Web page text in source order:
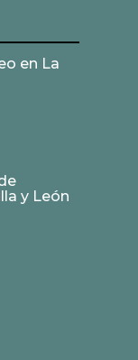
en La
y León